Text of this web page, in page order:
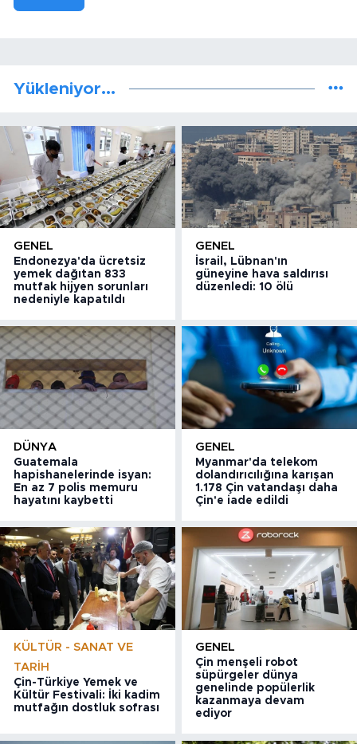
Yükleniyor...
GENEL
Endonezya'da ücretsiz
yemek dağıtan 833
mutfak hijyen sorunları
nedeniyle kapatıldı
GENEL
İsrail, Lübnan'ın
güneyine hava saldırısı
düzenledi: 10 ölü
DÜNYA
Guatemala
hapishanelerinde isyan:
En az 7 polis memuru
hayatını kaybetti
GENEL
Myanmar'da telekom
dolandırıcılığına karışan
1.178 Çin vatandaşı daha
Çin'e iade edildi
KÜLTÜR - SANAT VE
TARIH
Çin-Türkiye Yemek ve
Kültür Festivali: İki kadim
mutfağın dostluk sofrası
GENEL
Çin menşeli robot
süpürgeler dünya
genelinde popülerlik
kazanmaya devam
ediyor